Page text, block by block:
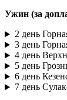
Ужин (за
2 день
3 день
4 день
5 день
6 день
7 день